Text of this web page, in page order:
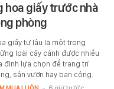
hoa giấy trước nhà
phòng
giấy từ lâu là một trong
loài cây cảnh được nhiều
đình lựa chọn để trang trí
sân vườn hay ban công.